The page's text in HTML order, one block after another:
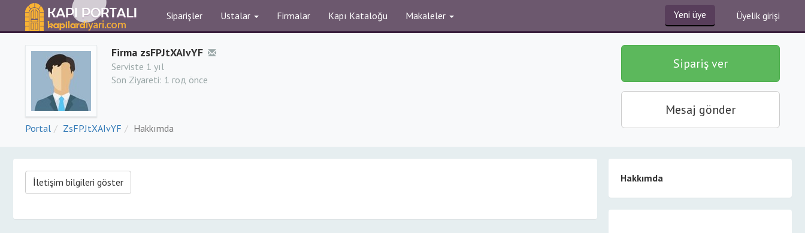
Siparişler Ustalar Firmalar Kapı Kataloğu Makaleler Yeni üye Üyelik girişi
Firma zsFPJtXAIvYF
Serviste 1 yıl
Son Ziyareti: 1 год önce
Portal ZsFPJtXAIvYF Hakkımda
Sipariş ver
Mesaj gönder
İletişim bilgileri göster Hakkımda